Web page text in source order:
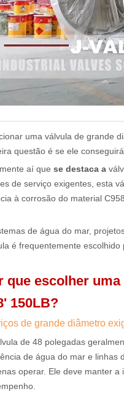
uma válvula de grande
questão é se ele
aí que se destaca a
de serviço exigentes, esta
à corrosão do material
de água do mar,
é frequentemente
que escolher
150LB?
de grande diâmetro
de 48 polegadas
de água do mar e linhas
operar. Ele deve manter